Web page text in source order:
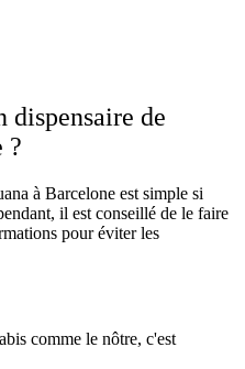
dispensaire de
?
à Barcelone est simple si
il est conseillé de le faire
pour éviter les
comme le nôtre, c'est